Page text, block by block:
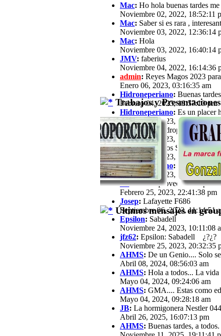
Mac: Ho hola buenas tardes
Noviembre 02, 2022, 18:52:11
Mac: Saber si es rara ,
Noviembre 03, 2022, 12:36:14
Mac: Hola
Noviembre 03, 2022, 16:40:14
JMV: faberius
Noviembre 04, 2022, 16:14:36
admin: Reyes Magos 2023
Enero 06, 2023, 03:16:35 am
Hidroneperiano: Buenas
Febrero 04, 2023, 18:57:10 pm
Hidroneperiano: Es un placer
Febrero 04, 2023, 18:57:33 pm
jfz62:Hola Hidroperiano, Ya
Febrero 11, 2023, 21:03:25 pm
JB:Hola a todos Soy José
Febrero 13, 2023, 16:39:57 pm
Hidroneperiano: Hola a todos
Febrero 15, 2023, 20:44:40 pm
JB:Hola. Aprovechando que a
Febrero 25, 2023, 22:41:38 pm
Josep: Lafayette F686
Septiembre 06, 2023, 11:14:51
Epsilon: Sabadell
Noviembre 24, 2023, 10:11:08
jfz62: Epsilon: Sabadell ¿?¿?
Noviembre 25, 2023, 20:32:35
AHMS: De un Genio.... Solo
Abril 08, 2024, 08:56:03 am
AHMS: Hola a todos... La vida
Mayo 04, 2024, 09:24:06 am
AHMS: GMA.... Estas como
Mayo 04, 2024, 09:28:18 am
JB: La hormigonera Nestler
Abril 26, 2025, 16:07:13 pm
AHMS: Buenas tardes, a todos.
Trabajos y
Últimos mensajes en